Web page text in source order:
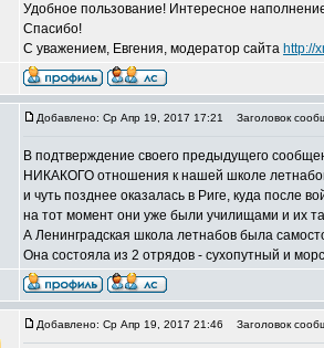
Удобное пользование! Интересное
Спасибо!
С уважением, Евгения, модератор сайта http://
Добавлено: Ср Апр 19, 2017 17:21 Заголовок
В подтверждение своего предыдущего
НИКАКОГО отношения к нашей школе
и чуть позднее оказалась в Риге, куда после
на тот момент они уже были училищами и их
А Ленинградская школа летнабов была
Она состояла из 2 отрядов - сухопутный и
Добавлено: Ср Апр 19, 2017 21:46 Заголовок